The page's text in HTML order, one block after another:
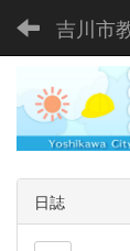
吉川市
日誌